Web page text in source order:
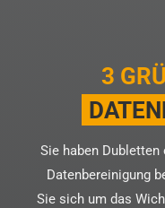
3
Sie haben
Datenbereinigung
Sie sich um das